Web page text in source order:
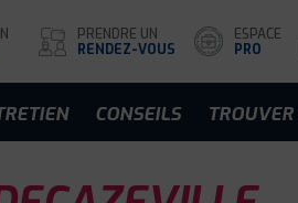
PRENDRE UN
RENDEZ-VOUS
ESPACE
PRO
CONSEILS